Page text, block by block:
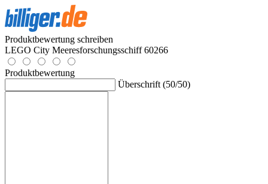
Produktbewertung schreiben
LEGO City Meeresforschungsschiff 60266
Produktbewertung
Überschrift (50/50)